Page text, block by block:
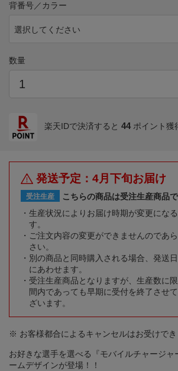
背番号／カラー
選択してください
数量
楽天IDで決済すると 44 ポイント獲
発送予定：4月下旬お届け
受注生産
こちらの商品は受注生産商品で
生産状況によりお届け時期が変更にな
す。
ご注文内容の変更ができませんのであ
さい。
別の商品と同時購入される場合、発送
にあわせます。
受注生産商品となりますが、生産数に
間内であっても早期に受付を終了させ
ざいます。
※ お客様都合によるキャンセルはお受けでき
お好きな選手を選べる『モバイルチャージャ
ームデザインが登場！！